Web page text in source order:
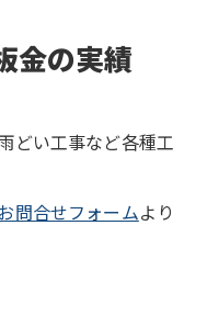
金の実績
どい工事など各種工
問合せフォームより